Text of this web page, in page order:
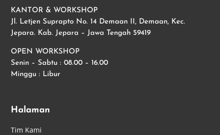
KANTOR & WORKSHOP
Jl. Letjen Suprapto No. 14 Demaan II, Demaan, Kec.
Jepara. Kab. Jepara – Jawa Tengah 59419
OPEN WORKSHOP
Senin – Sabtu : 08.00 – 16.00
Minggu : Libur
Halaman
Tim Kami